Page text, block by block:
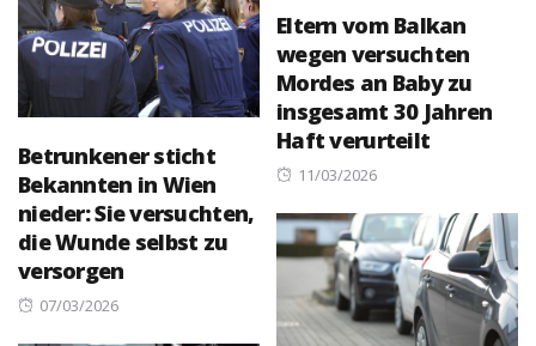
Eltern vom Balkan
wegen versuchten
Mordes an Baby zu
insgesamt 30 Jahren
Haft verurteilt
Posted
11/03/2026
Betrunkener sticht
Bekannten in Wien
nieder: Sie versuchten,
die Wunde selbst zu
versorgen
Posted
07/03/2026